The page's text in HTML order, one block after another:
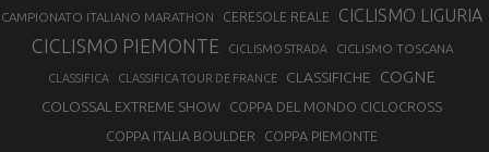
CAMPIONATO ITALIANO MARATHON CERESOLE REALE CICLISMO LIGURIA
CICLISMO PIEMONTE CICLISMO STRADA CICLISMO TOSCANA
CLASSIFICA CLASSIFICA TOUR DE FRANCE CLASSIFICHE COGNE
COLOSSAL EXTREME SHOW
COPPA DEL MONDO CICLOCROSS
COPPA ITALIA BOULDER
COPPA PIEMONTE